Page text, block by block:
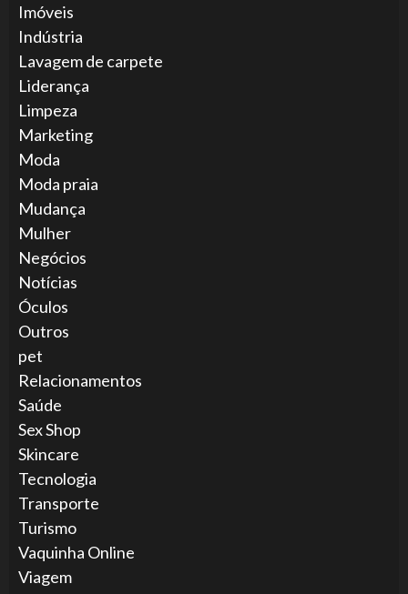
Imóveis
Indústria
Lavagem de carpete
Liderança
Limpeza
Marketing
Moda
Moda praia
Mudança
Mulher
Negócios
Notícias
Óculos
Outros
pet
Relacionamentos
Saúde
Sex Shop
Skincare
Tecnologia
Transporte
Turismo
Vaquinha Online
Viagem